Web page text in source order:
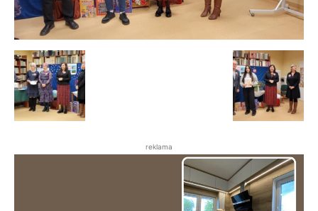
reklama